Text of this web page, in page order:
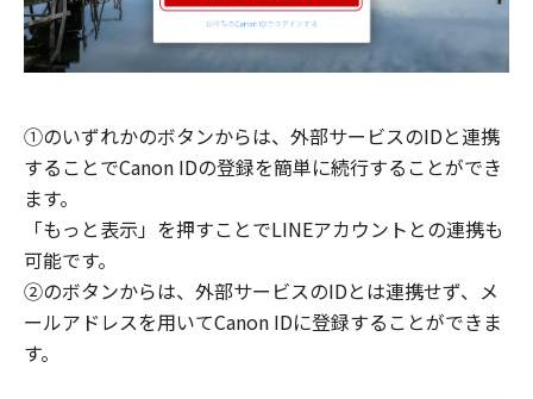
①のいずれかのボタンからは、外部サービスのIDと連携
することでCanon IDの登録を簡単に続行することができ
ます。
「もっと表示」を押すことでLINEアカウントとの連携も
可能です。
②のボタンからは、外部サービスのIDとは連携せず、メ
ールアドレスを用いてCanon IDに登録することができま
す。